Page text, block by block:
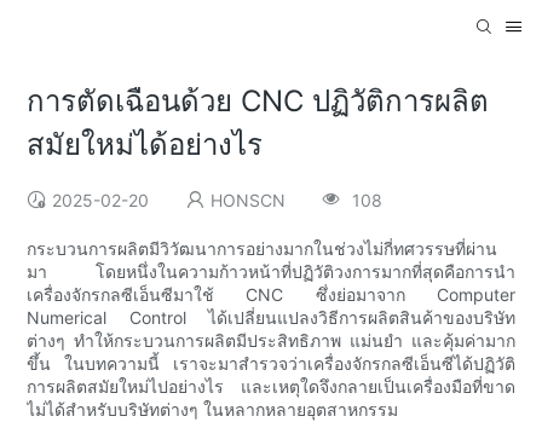
การตัดเฉือนด้วย CNC ปฏิวัติการผลิต
สมัยใหม่ได้อย่างไร
2025-02-20 HONSCN 108
กระบวนการผลิตมีวิวัฒนาการอย่างมากในช่วงไม่กี่ทศวรรษที่ผ่าน
มา โดยหนึ่งในความก้าวหน้าที่ปฏิวัติวงการมากที่สุดคือการนำ
เครื่องจักรกลซีเอ็นซีมาใช้ CNC ซึ่งย่อมาจาก Computer
Numerical Control ได้เปลี่ยนแปลงวิธีการผลิตสินค้าของบริษัท
ต่างๆ ทำให้กระบวนการผลิตมีประสิทธิภาพ แม่นยำ และคุ้มค่ามาก
ขึ้น ในบทความนี้ เราจะมาสำรวจว่าเครื่องจักรกลซีเอ็นซีได้ปฏิวัติ
การผลิตสมัยใหม่ไปอย่างไร และเหตุใดจึงกลายเป็นเครื่องมือที่ขาด
ไม่ได้สำหรับบริษัทต่างๆ ในหลากหลายอุตสาหกรรม